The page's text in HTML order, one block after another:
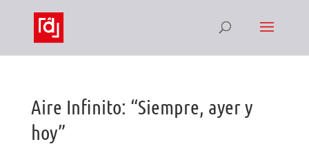
Aire Infinito: “Siempre, ayer y
hoy”